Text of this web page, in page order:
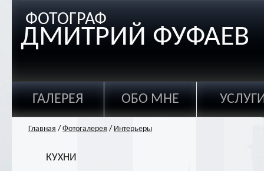
ФОТОГРАФ
ДМИТРИЙ ФУФАЕВ
ГАЛЕРЕЯ ОБО МНЕ
Главная / Фотогалерея / Интерьеры
КУХНИ